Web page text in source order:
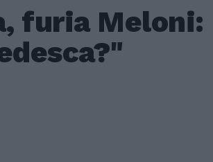
furia Meloni: